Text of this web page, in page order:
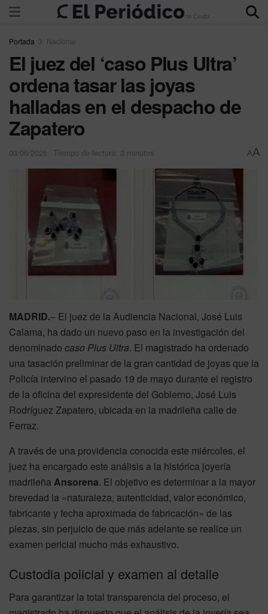
Portada Nacional
El juez del ‘caso Plus Ultra’
ordena tasar las joyas
halladas en el despacho de
Zapatero
03/06/2026 Tiempo de lectura: 3 minutos AA
MADRID.– El juez de la Audiencia Nacional, José Luis
Calama, ha dado un nuevo paso en la investigación del
denominado caso Plus Ultra. El magistrado ha ordenado
una tasación preliminar de la gran cantidad de joyas que la
Policía intervino el pasado 19 de mayo durante el registro
de la oficina del expresidente del Gobierno, José Luis
Rodríguez Zapatero, ubicada en la madrileña calle de
Ferraz.
A través de una providencia conocida este miércoles, el
juez ha encargado este análisis a la histórica joyería
madrileñaAnsorena. El objetivo es determinar a la mayor
brevedad la «naturaleza, autenticidad, valor económico,
fabricante y fecha aproximada de fabricación» de las
piezas, sin perjuicio de que más adelante se realice un
examen pericial mucho más exhaustivo.
Custodia policial y examen al detalle
Para garantizar la total transparencia del proceso, el